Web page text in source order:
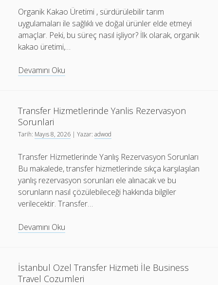
Calisir
Organik Kakao Üretimi , sürdürülebilir tarım
uygulamaları ile sağlıklı ve doğal ürünler elde etmeyi
amaçlar. Peki, bu süreç nasıl işliyor? İlk olarak, organik
kakao üretimi,…
Devamını Oku
Transfer Hizmetlerinde Yanlis Rezervasyon
Sorunlari
Tarih: Mayıs 8, 2026 | Yazar:adwod
Transfer Hizmetlerinde Yanlış Rezervasyon Sorunları
Bu makalede, transfer hizmetlerinde sıkça karşılaşılan
yanlış rezervasyon sorunları ele alınacak ve bu
sorunların nasıl çözülebileceği hakkında bilgiler
verilecektir. Transfer…
Devamını Oku
Rezervasyon
Sorunlari
İstanbul Ozel Transfer Hizmeti İle Business
Travel Cozumleri